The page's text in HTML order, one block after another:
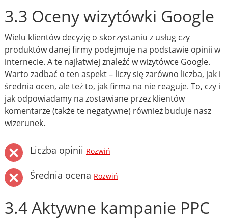
3.3 Oceny wizytówki Google
Wielu klientów decyzję o skorzystaniu z usług czy
produktów danej firmy podejmuje na podstawie opinii w
internecie. A te najłatwiej znaleźć w wizytówce Google.
Warto zadbać o ten aspekt – liczy się zarówno liczba, jak i
średnia ocen, ale też to, jak firma na nie reaguje. To, czy i
jak odpowiadamy na zostawiane przez klientów
komentarze (także te negatywne) również buduje nasz
wizerunek.
Liczba opinii Rozwiń
Średnia ocena Rozwiń
3.4 Aktywne kampanie PPC